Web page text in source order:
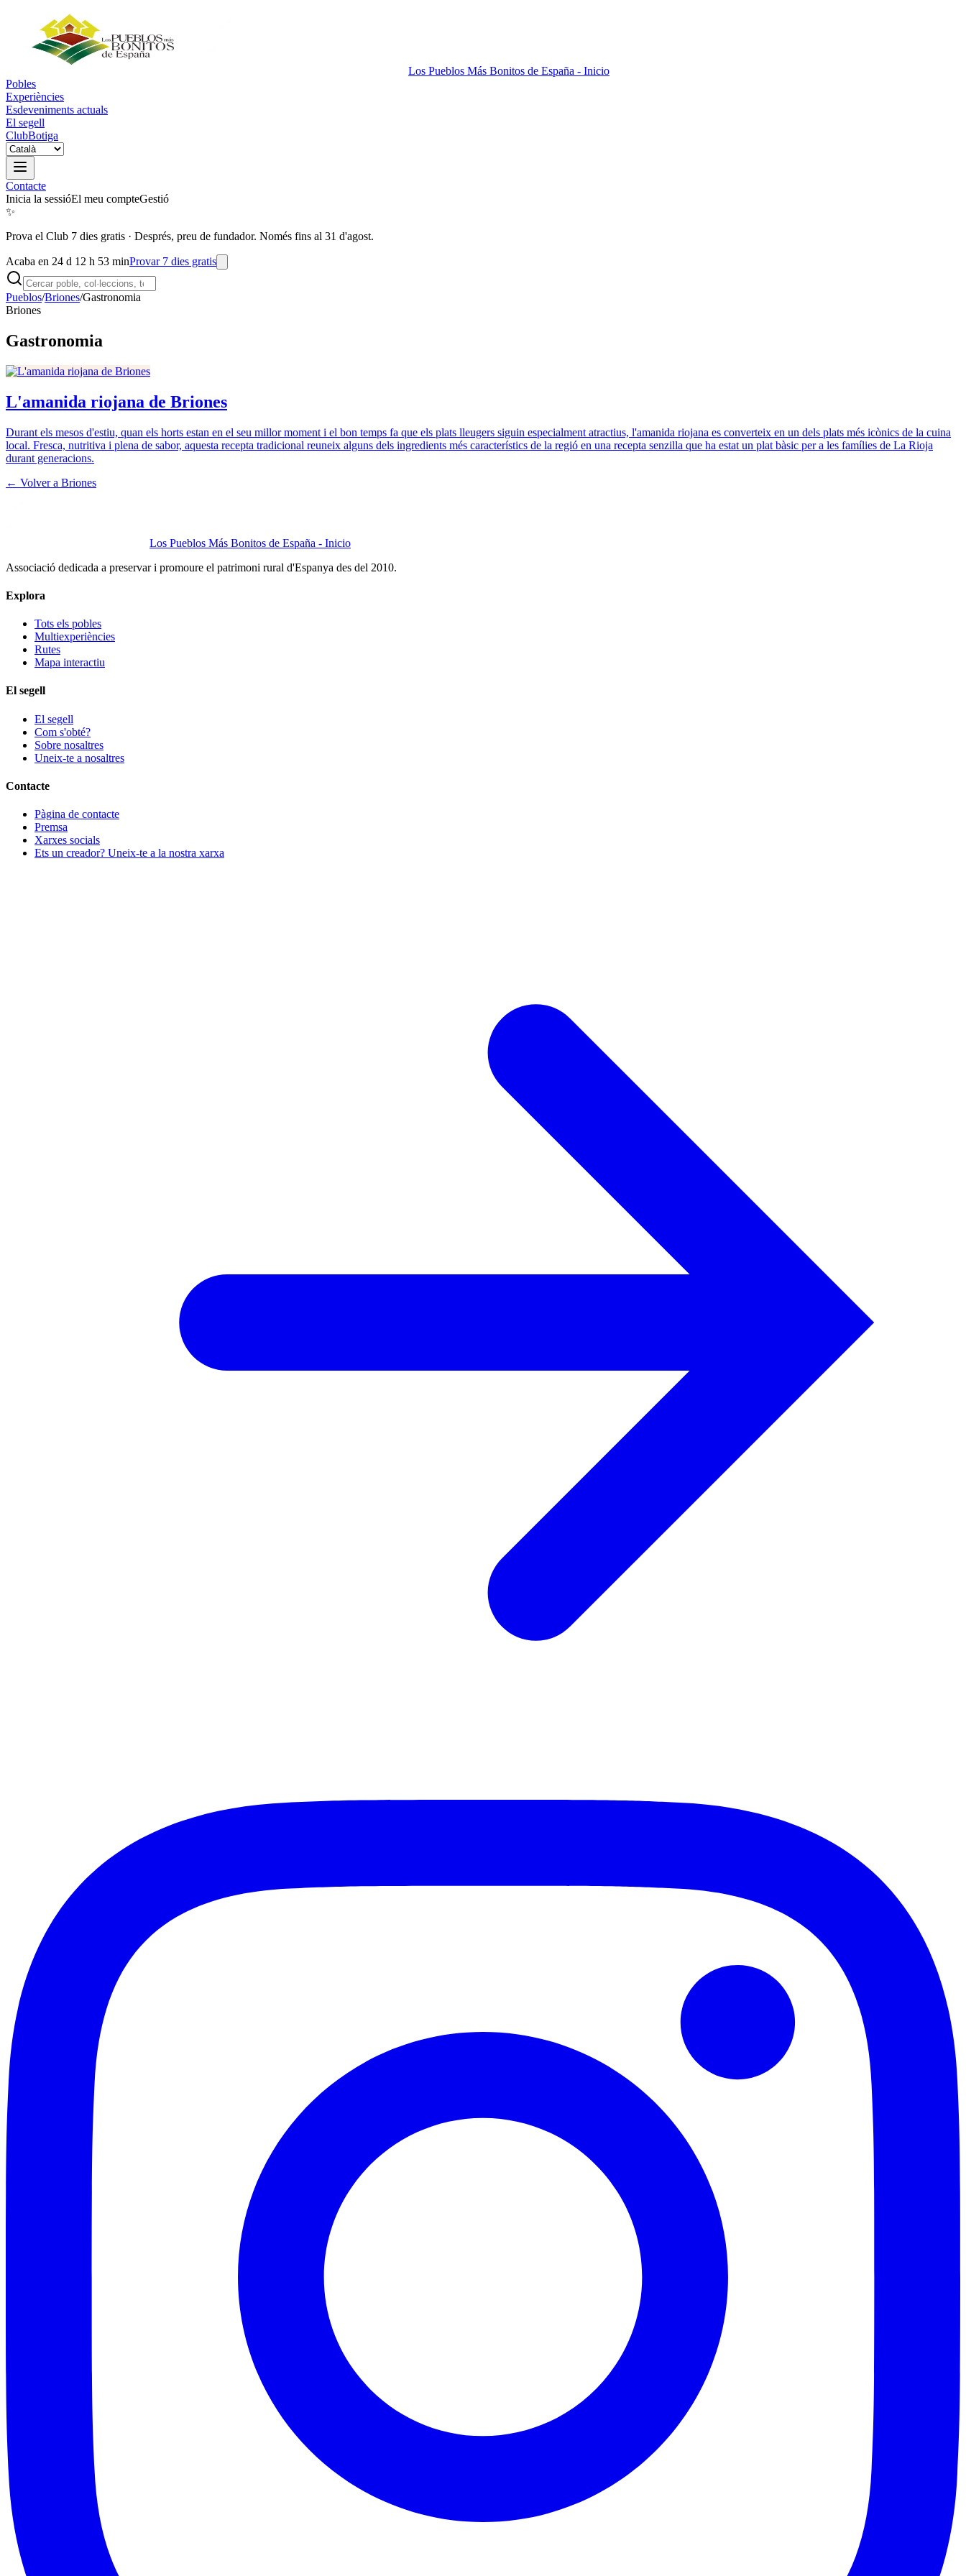
Los Pueblos Más Bonitos de España - Inicio
Pobles
Experiències
Esdeveniments actuals
El segell
ClubBotiga
Contacte
Inicia la sessióEl meu compteGestió
✨
Prova el Club 7 dies gratis · Després, preu de fundador. Només fins al 31 d'agost.
Acaba en 24 d 12 h 53 minProvar 7 dies gratis
Pueblos/Briones/Gastronomia
Briones
Gastronomia
L'amanida riojana de Briones
Durant els mesos d'estiu, quan els horts estan en el seu millor moment i el bon temps fa que els plats lleugers siguin especialment atractius, l'amanida riojana es converteix en un dels plats més icònics de la cuina
local. Fresca, nutritiva i plena de sabor, aquesta recepta tradicional reuneix alguns dels ingredients més característics de la regió en una recepta senzilla que ha estat un plat bàsic per a les famílies de La Rioja
durant generacions.
← Volver a Briones
Los Pueblos Más Bonitos de España - Inicio
Associació dedicada a preservar i promoure el patrimoni rural d'Espanya des del 2010.
Explora
Tots els pobles
Multiexperiències
Rutes
Mapa interactiu
El segell
El segell
Com s'obté?
Sobre nosaltres
Uneix-te a nosaltres
Contacte
Pàgina de contacte
Premsa
Xarxes socials
Ets un creador? Uneix-te a la nostra xarxa